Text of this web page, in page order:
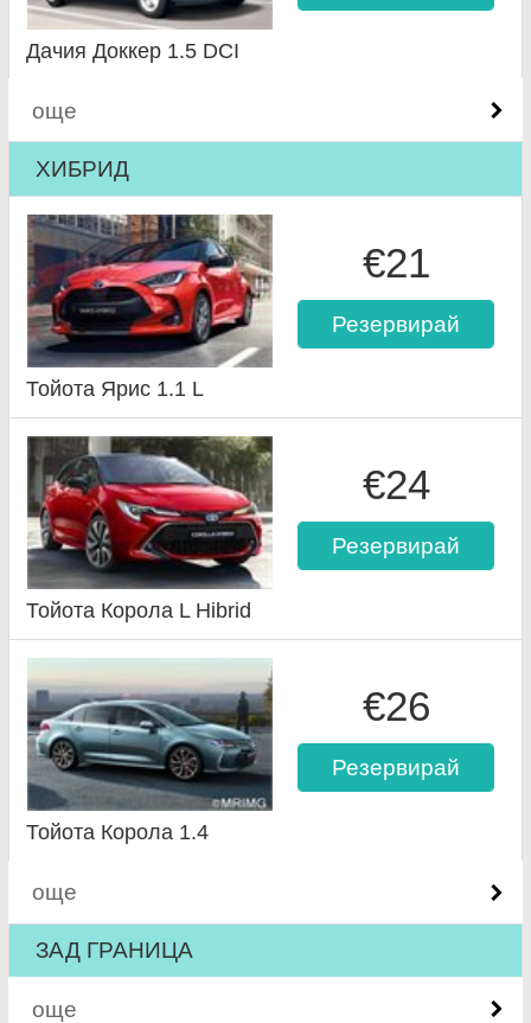
Дачия Доккер 1.5 DCI
още
ХИБРИД
€21
Резервирай
Тойота Ярис 1.1 L
€24
Резервирай
Тойота Корола L Hibrid
€26
Резервирай
Тойота Корола 1.4
още
ЗАД ГРАНИЦА
още